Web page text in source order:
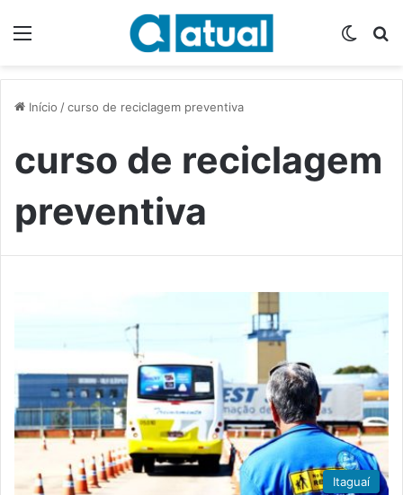
Início /curso de reciclagem preventiva
curso de reciclagem
preventiva
Itaguaí